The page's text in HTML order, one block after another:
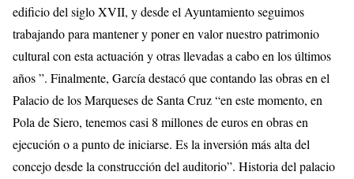
edificio del siglo XVII, y desde el Ayuntamiento seguimos
trabajando para mantener y poner en valor nuestro patrimonio
cultural con esta actuación y otras llevadas a cabo en los últimos
años ”. Finalmente, García destacó que contando las obras en el
Palacio de los Marqueses de Santa Cruz “en este momento, en
Pola de Siero, tenemos casi 8 millones de euros en obras en
ejecución o a punto de iniciarse. Es la inversión más alta del
concejo desde la construcción del auditorio”. Historia del palacio